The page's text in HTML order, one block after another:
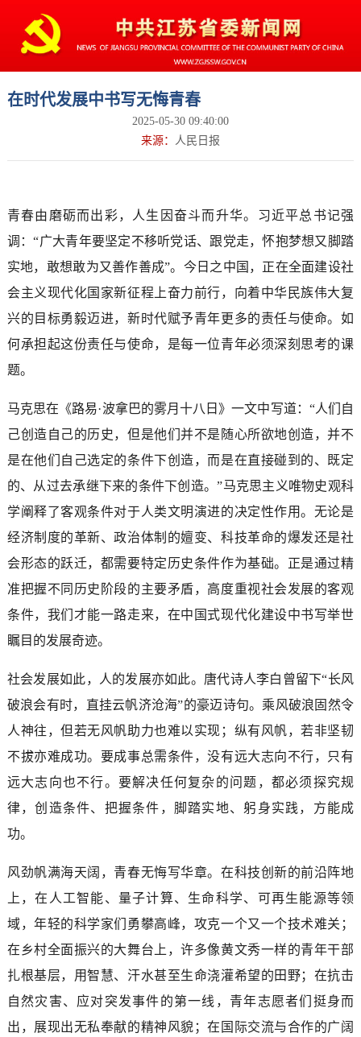
在时代发展中书写无悔青春
2025-05-30 09:40:00
来源：
人民日报
青春由磨砺而出彩，人生因奋斗而升华。习近平总书记强
调：“广大青年要坚定不移听党话、跟党走，怀抱梦想又脚踏
实地，敢想敢为又善作善成”。今日之中国，正在全面建设社
会主义现代化国家新征程上奋力前行，向着中华民族伟大复
兴的目标勇毅迈进，新时代赋予青年更多的责任与使命。如
何承担起这份责任与使命，是每一位青年必须深刻思考的课
题。
马克思在《路易·波拿巴的雾月十八日》一文中写道：“人们自
己创造自己的历史，但是他们并不是随心所欲地创造，并不
是在他们自己选定的条件下创造，而是在直接碰到的、既定
的、从过去承继下来的条件下创造。”马克思主义唯物史观科
学阐释了客观条件对于人类文明演进的决定性作用。无论是
经济制度的革新、政治体制的嬗变、科技革命的爆发还是社
会形态的跃迁，都需要特定历史条件作为基础。正是通过精
准把握不同历史阶段的主要矛盾，高度重视社会发展的客观
条件，我们才能一路走来，在中国式现代化建设中书写举世
瞩目的发展奇迹。
社会发展如此，人的发展亦如此。唐代诗人李白曾留下“长风
破浪会有时，直挂云帆济沧海”的豪迈诗句。乘风破浪固然令
人神往，但若无风帆助力也难以实现；纵有风帆，若非坚韧
不拔亦难成功。要成事总需条件，没有远大志向不行，只有
远大志向也不行。要解决任何复杂的问题，都必须探究规
律，创造条件、把握条件，脚踏实地、躬身实践，方能成
功。
风劲帆满海天阔，青春无悔写华章。在科技创新的前沿阵地
上，在人工智能、量子计算、生命科学、可再生能源等领
域，年轻的科学家们勇攀高峰，攻克一个又一个技术难关；
在乡村全面振兴的大舞台上，许多像黄文秀一样的青年干部
扎根基层，用智慧、汗水甚至生命浇灌希望的田野；在抗击
自然灾害、应对突发事件的第一线，青年志愿者们挺身而
出，展现出无私奉献的精神风貌；在国际交流与合作的广阔